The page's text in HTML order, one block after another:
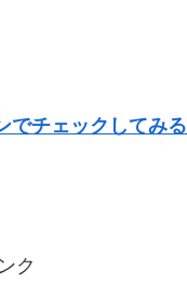
でチェックしてみる
ク